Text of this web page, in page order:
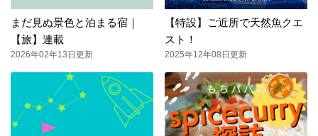
まだ見ぬ景色と泊まる宿｜
【旅】連載
2026年02年13日更新
【特設】ご近所で天然魚クエ
スト！
2025年12年08日更新